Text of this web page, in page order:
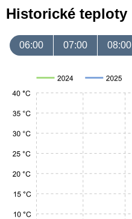
Historické teploty
06:00 07:00 08:00